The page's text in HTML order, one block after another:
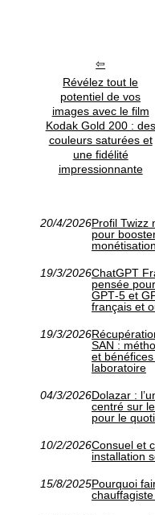
Révélez tout le
potentiel de vos
images avec le film
Kodak Gold 200 : des
couleurs saturées et
une fidélité
impressionnante
20/4/2026Profil Twizz
pour
monétisation
19/3/2026ChatGPT
pensée
GPT‑5 et
français et
19/3/2026
SAN :
et
laboratoire
04/3/2026Dolazar :
centré sur
pour le
10/2/2026Consuel et
installation
15/8/2025Pourquoi